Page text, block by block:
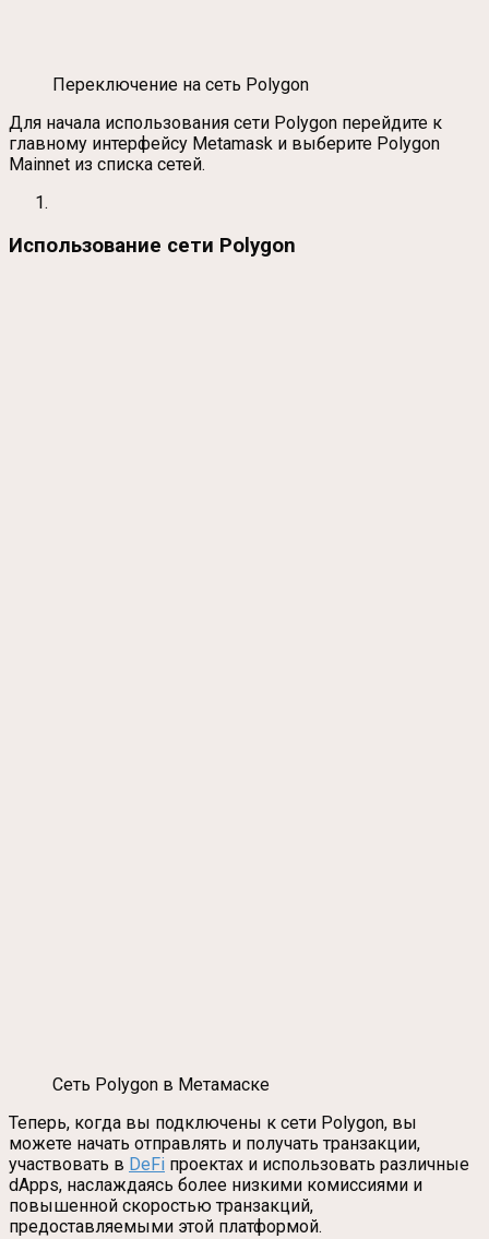
Переключение на сеть Polygon
Для начала использования сети Polygon перейдите к
главному интерфейсу Metamask и выберите Polygon
Mainnet из списка сетей.
Использование сети Polygon
Сеть Polygon в Метамаске
Теперь, когда вы подключены к сети Polygon, вы
можете начать отправлять и получать транзакции,
участвовать в DeFi проектах и использовать различные
dApps, наслаждаясь более низкими комиссиями и
повышенной скоростью транзакций,
предоставляемыми этой платформой.